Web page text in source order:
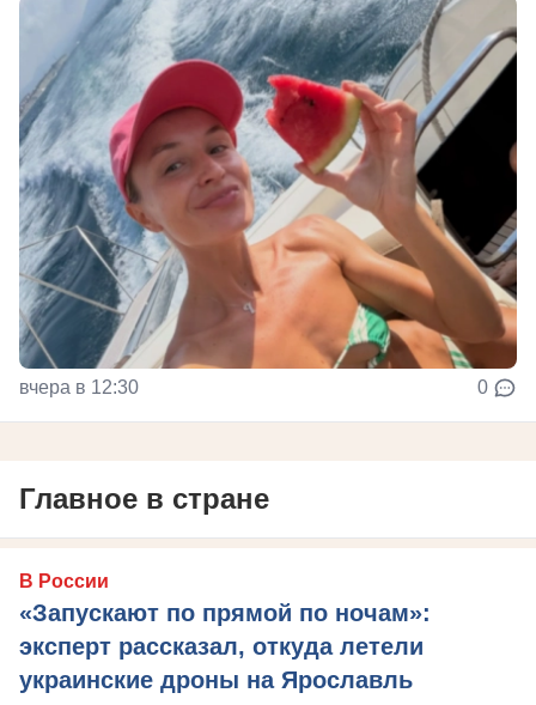
вчера в 12:30 0
Главное в стране
В России
«Запускают по прямой по ночам»:
эксперт рассказал, откуда летели
украинские дроны на Ярославль